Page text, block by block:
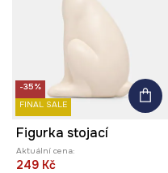
-35%
FINAL SALE
Figurka stojací
Aktuální cena:
249 Kč